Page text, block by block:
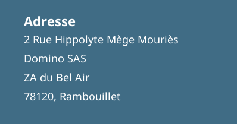
Adresse
2 Rue Hippolyte Mège Mouriès
Domino SAS
ZA du Bel Air
78120, Rambouillet